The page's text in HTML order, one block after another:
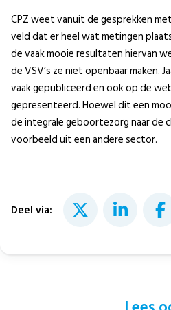
CPZ weet vanuit de gesprekken
veld dat er heel wat metingen
de vaak mooie resultaten hiervan
de VSV’s ze niet openbaar maken.
vaak gepubliceerd en ook op de
gepresenteerd. Hoewel dit een
de integrale geboortezorg naar de
voorbeeld uit een andere sector.
Deel via: